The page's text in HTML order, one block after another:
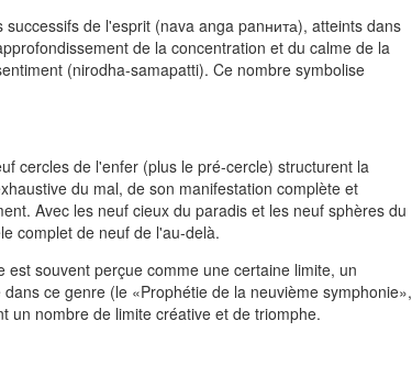
de l'esprit (nava anga panнита), atteints dans
de la concentration et du calme de la
(nirodha-samapatti). Ce nombre symbolise
cercles de l'enfer (plus le pré-cercle) structurent la
du mal, de son manifestation complète et
Avec les neuf cieux du paradis et les neuf sphères du
complet de neuf de l'au-delà.
souvent perçue comme une certaine limite, un
ce genre (le «Prophétie de la neuvième symphonie»,
un nombre de limite créative et de triomphe.